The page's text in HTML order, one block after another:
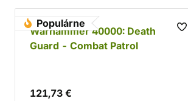
Populárne
Warhammer 40000: Death
Guard - Combat Patrol
121,73 €